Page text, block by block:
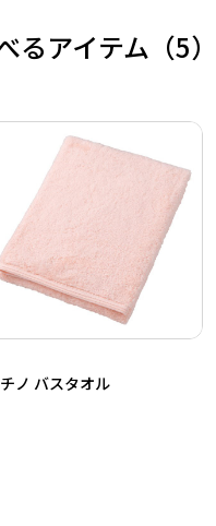
るアイテム （5）
ノ バスタオル